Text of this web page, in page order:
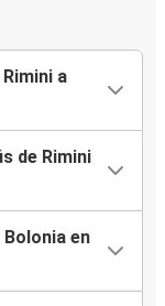
a
de Rimini
en